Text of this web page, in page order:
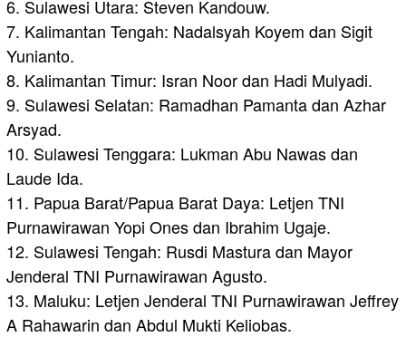
6. Sulawesi Utara: Steven Kandouw.
7. Kalimantan Tengah: Nadalsyah Koyem dan Sigit
Yunianto.
8. Kalimantan Timur: Isran Noor dan Hadi Mulyadi.
9. Sulawesi Selatan: Ramadhan Pamanta dan Azhar
Arsyad.
10. Sulawesi Tenggara: Lukman Abu Nawas dan
Laude Ida.
11. Papua Barat/Papua Barat Daya: Letjen TNI
Purnawirawan Yopi Ones dan Ibrahim Ugaje.
12. Sulawesi Tengah: Rusdi Mastura dan Mayor
Jenderal TNI Purnawirawan Agusto.
13. Maluku: Letjen Jenderal TNI Purnawirawan Jeffrey
A Rahawarin dan Abdul Mukti Keliobas.